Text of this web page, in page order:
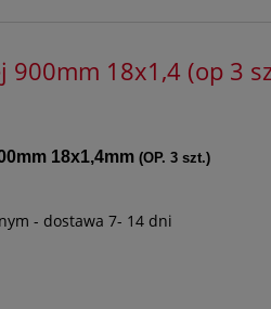
900mm 18x1,4 (op 3
18x1,4mm (OP. 3 szt.)
- dostawa 7- 14 dni